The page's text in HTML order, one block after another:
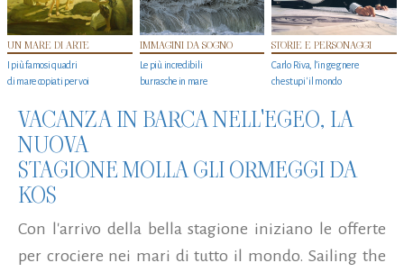
UN MARE DI ARTE
I più famosi quadri
di mare copiati per voi
IMMAGINI DA SOGNO
Le più incredibili
burrasche in mare
STORIE E PERSONAGGI
Carlo Riva, l’ingegnere
che stupi' il mondo
VACANZA IN BARCA NELL'EGEO, LA
NUOVA
STAGIONE MOLLA GLI ORMEGGI DA
KOS
Con l'arrivo della bella stagione iniziano le offerte
per crociere nei mari di tutto il mondo. Sailing the